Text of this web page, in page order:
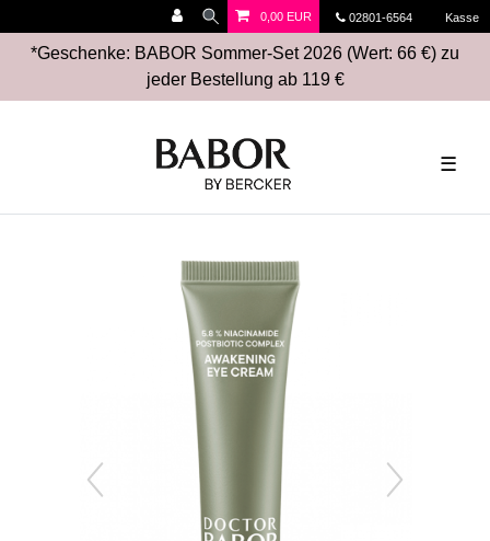
02801-6564 Kasse
0,00 EUR
*Geschenke: BABOR Sommer-Set 2026 (Wert: 66 €) zu
jeder Bestellung ab 119 €
☰